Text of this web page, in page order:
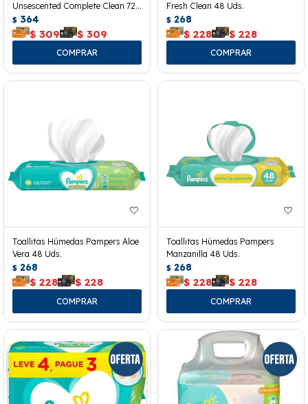
Unsescented Complete Clean 72
Uds.
$ 364
$ 309 $ 309
Fresh Clean 48 Uds.
$ 268
$ 228 $ 228
Toallitas Húmedas Pampers Aloe
Vera 48 Uds.
$ 268
$ 228 $ 228
Toallitas Húmedas Pampers
Manzanilla 48 Uds.
$ 268
$ 228 $ 228